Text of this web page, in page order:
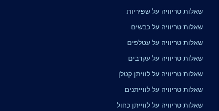
שאלות טריוויה על שפיריות
שאלות טריוויה על כבשים
שאלות טריוויה על עטלפים
שאלות טריוויה על עקרבים
שאלות טריוויה על לוויתן קטלן
שאלות טריוויה על לווייתנים
שאלות טריוויה על לווייתן כחול